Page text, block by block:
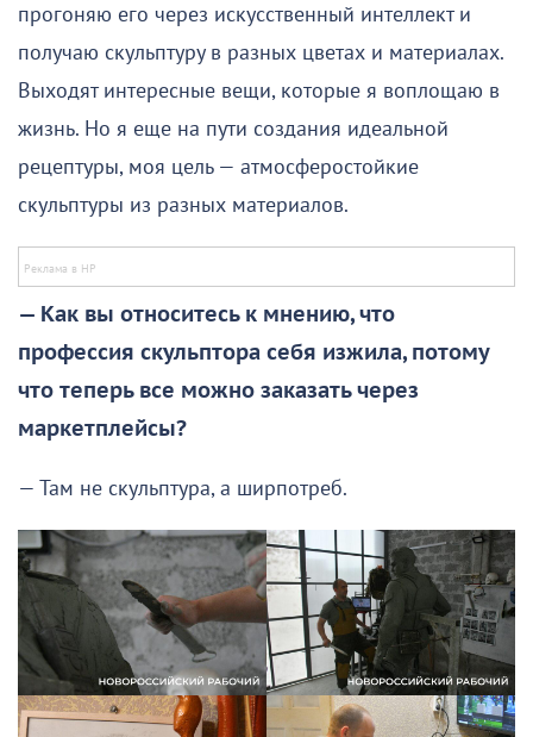
прогоняю его через искусственный интеллект и
получаю скульптуру в разных цветах и материалах.
Выходят интересные вещи, которые я воплощаю в
жизнь. Но я еще на пути создания идеальной
рецептуры, моя цель — атмосферостойкие
скульптуры из разных материалов.
— Как вы относитесь к мнению, что
профессия скульптора себя изжила, потому
что теперь все можно заказать через
маркетплейсы?
— Там не скульптура, а ширпотреб.